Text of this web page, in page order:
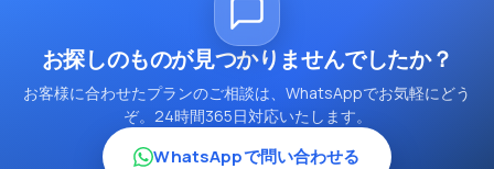
お探しのものが見つかりませんでしたか？
お客様に合わせたプランのご相談は、WhatsAppでお気軽にどう
ぞ。24時間365日対応いたします。
WhatsAppで問い合わせる